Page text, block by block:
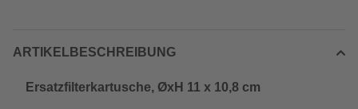
ARTIKELBESCHREIBUNG
Ersatzfilterkartusche, ØxH 11 x 10,8 cm